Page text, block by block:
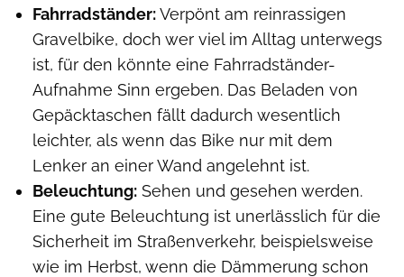
Fahrradständer:Verpönt am reinrassigen
Gravelbike, doch wer viel im Alltag unterwegs
ist, für den könnte eine Fahrradständer-
Aufnahme Sinn ergeben. Das Beladen von
Gepäcktaschen fällt dadurch wesentlich
leichter, als wenn das Bike nur mit dem
Lenker an einer Wand angelehnt ist.
Beleuchtung: Sehen und gesehen werden.
Eine gute Beleuchtung ist unerlässlich für die
Sicherheit im Straßenverkehr, beispielsweise
wie im Herbst, wenn die Dämmerung schon